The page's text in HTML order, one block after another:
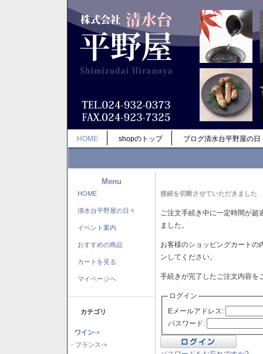
HOME shopのトップ ブログ清水台平野屋の日
Menu
HOME
清水台平野屋の日々
イベント案内
おすすめの商品
カートを見る
マイページへ
カテゴリ
ワイン->
- フランス->
接続を切断させていただきました
ご注文手続き中に一定時間が超
ました。
お客様のショッピングカートの
ンしてください。
手続きが完了したご注文内容を
ログイン
Eメールアドレス:
パスワード: